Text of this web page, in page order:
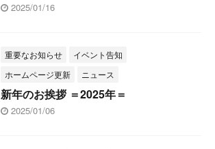
2025/01/16
重要なお知らせ
イベント告知
ホームページ更新
ニュース
新年のお挨拶 ＝2025年＝
2025/01/06